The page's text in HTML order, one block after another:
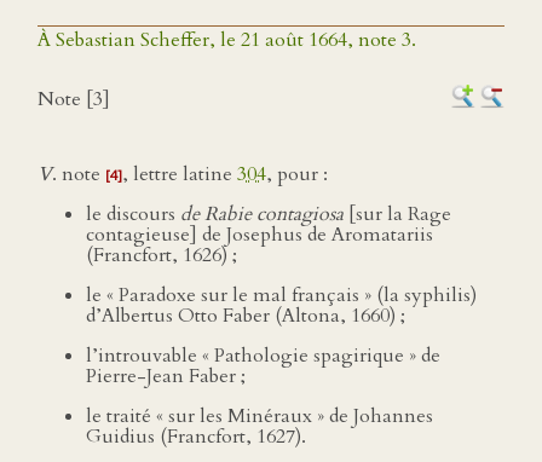
À Sebastian Scheffer, le 21 août 1664, note 3.
Note [3]
V. note [4], lettre latine 304, pour :
le discours de Rabie contagiosa [sur la Rage
contagieuse] de Josephus de Aromatariis
(Francfort, 1626) ;
le « Paradoxe sur le mal français » (la syphilis)
d’Albertus Otto Faber (Altona, 1660) ;
l’introuvable « Pathologie spagirique » de
Pierre-Jean Faber ;
le traité « sur les Minéraux » de Johannes
Guidius (Francfort, 1627).